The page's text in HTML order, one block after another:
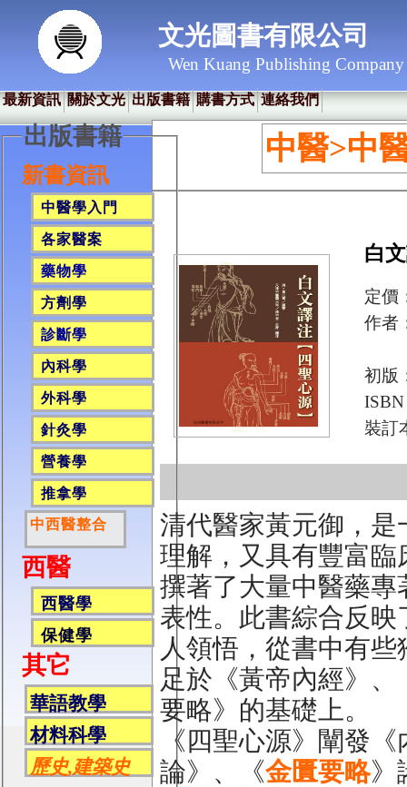
文光圖書有限公司
Wen Kuang Publishing Company
最新資訊 關於文光 出版書籍 購書方式 連絡我們
出版書籍
新書資訊
中醫學入門
各家醫案
藥物學
方劑學
診斷學
內科學
外科學
針灸學
營養學
推拿學
中西醫整合
西醫
西醫學
保健學
其它
華語教學
材料科學
歷史,建築史
中醫>中
白
定價
作
初版
ISBN
裝訂
清代醫家黃元御，
理解，又具有豐富
撰著了大量中醫藥
表性。此書綜合反
人領悟，從書中有
足於《黃帝內經》
要略》的基礎上。
《四聖心源》闡發
論》、《金匱要略》